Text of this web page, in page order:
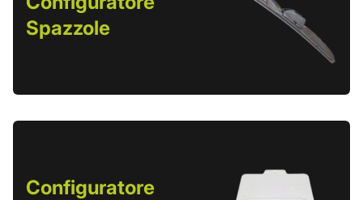
Spazzole
Configuratore